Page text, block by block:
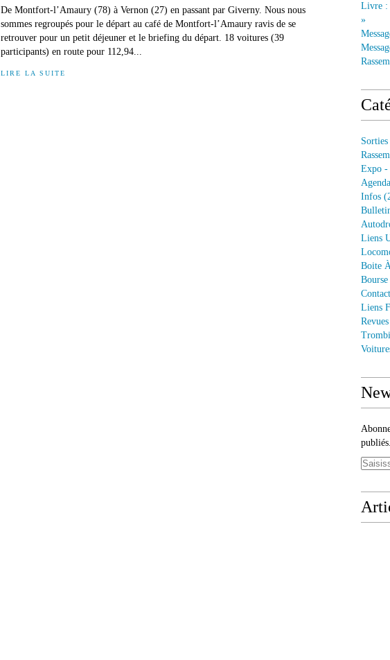
De Montfort-l’Amaury (78) à Vernon (27) en passant par Giverny. Nous nous
sommes regroupés pour le départ au café de Montfort-l’Amaury ravis de se
retrouver pour un petit déjeuner et le briefing du départ. 18 voitures (39
participants) en route pour 112,94...
LIRE LA SUITE
Livre :
»
Sorties
Expo -
Agenda
Infos
Liens
Boite
Liens
publiés.